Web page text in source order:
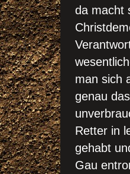
da macht
man sich
genau
Retter in
gehabt
Gau